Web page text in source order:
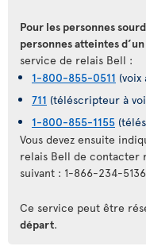
Pour les personnes
personnes atteintes
service de relais Bell :
1-800-855-0511
711 (téléscripteur à
1-800-855-1155
Vous devez ensuite
relais Bell de contacter
suivant : 1-866-234-
Ce service peut être
départ.